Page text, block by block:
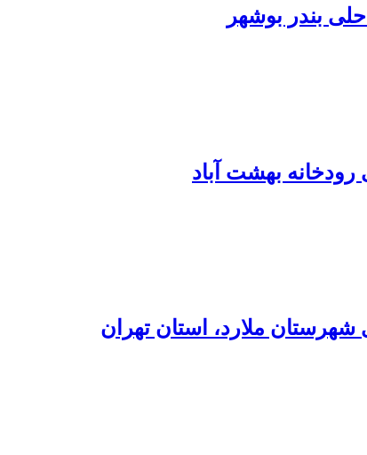
بندر بوشهر
بهشت آباد
ملارد، استان تهران